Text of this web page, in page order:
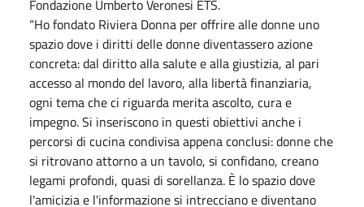
Fondazione Umberto Veronesi ETS.
“Ho fondato Riviera Donna per offrire alle donne uno
spazio dove i diritti delle donne diventassero azione
concreta: dal diritto alla salute e alla giustizia, al pari
accesso al mondo del lavoro, alla libertà finanziaria,
ogni tema che ci riguarda merita ascolto, cura e
impegno. Si inseriscono in questi obiettivi anche i
percorsi di cucina condivisa appena conclusi: donne che
si ritrovano attorno a un tavolo, si confidano, creano
legami profondi, quasi di sorellanza. È lo spazio dove
l'amicizia e l'informazione si intrecciano e diventano